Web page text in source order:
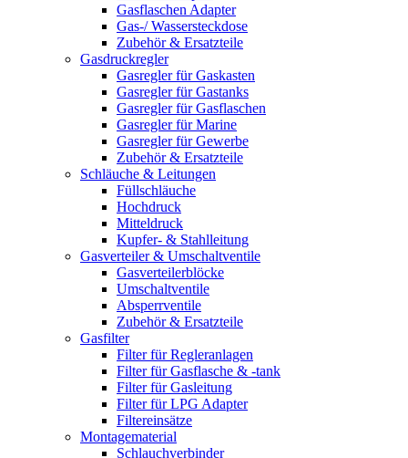
Gasflaschen Adapter
Gas-/ Wassersteckdose
Zubehör & Ersatzteile
Gasdruckregler
Gasregler für Gaskasten
Gasregler für Gastanks
Gasregler für Gasflaschen
Gasregler für Marine
Gasregler für Gewerbe
Zubehör & Ersatzteile
Schläuche & Leitungen
Füllschläuche
Hochdruck
Mitteldruck
Kupfer- & Stahlleitung
Gasverteiler & Umschaltventile
Gasverteilerblöcke
Umschaltventile
Absperrventile
Zubehör & Ersatzteile
Gasfilter
Filter für Regleranlagen
Filter für Gasflasche & -tank
Filter für Gasleitung
Filter für LPG Adapter
Filtereinsätze
Montagematerial
Schlauchverbinder